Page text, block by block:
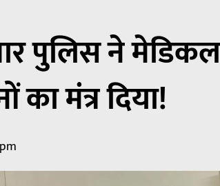
पुलिस ने मेडिकल
मंत्र दिया!